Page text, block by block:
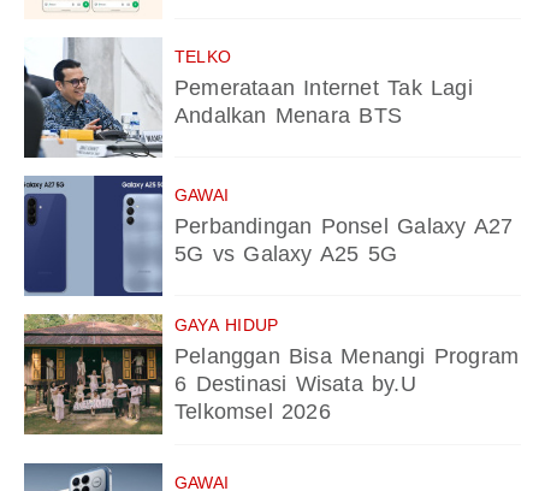
TELKO
Pemerataan Internet Tak Lagi
Andalkan Menara BTS
GAWAI
Perbandingan Ponsel Galaxy A27
5G vs Galaxy A25 5G
GAYA HIDUP
Pelanggan Bisa Menangi Program
6 Destinasi Wisata by.U
Telkomsel 2026
GAWAI